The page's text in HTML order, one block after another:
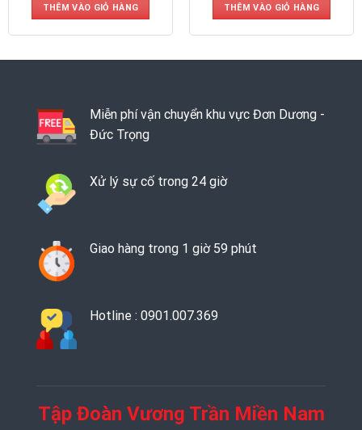
THÊM VÀO GIỎ HÀNG THÊM VÀO GIỎ HÀNG
Miễn phí vận chuyển khu vực Đơn Dương -
Đức Trọng
Xử lý sự cố trong 24 giờ
Giao hàng trong 1 giờ 59 phút
Hotline : 0901.007.369
Tập Đoàn Vương Trần Miền Nam